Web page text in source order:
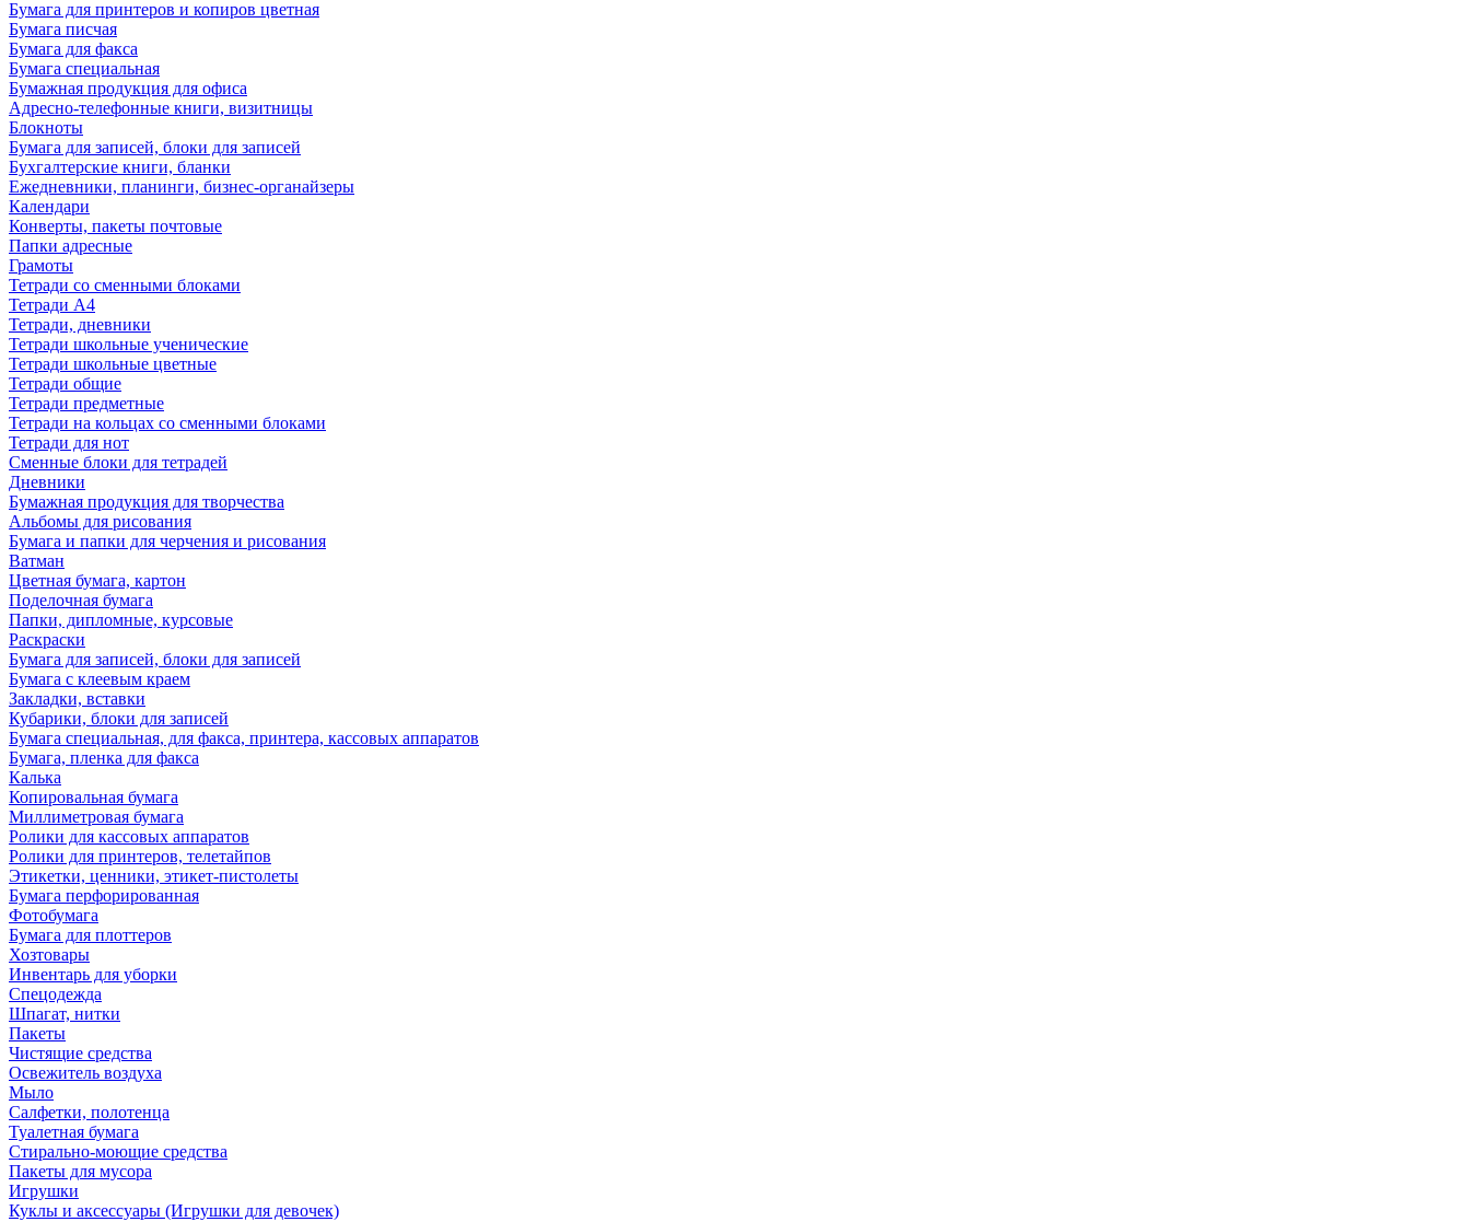
Бумага для принтеров и копиров цветная
Бумага писчая
Бумага для факса
Бумага специальная
Бумажная продукция для офиса
Адресно-телефонные книги, визитницы
Блокноты
Бумага для записей, блоки для записей
Бухгалтерские книги, бланки
Ежедневники, планинги, бизнес-органайзеры
Календари
Конверты, пакеты почтовые
Папки адресные
Грамоты
Тетради со сменными блоками
Тетради А4
Тетради, дневники
Тетради школьные ученические
Тетради школьные цветные
Тетради общие
Тетради предметные
Тетради на кольцах со сменными блоками
Тетради для нот
Сменные блоки для тетрадей
Дневники
Бумажная продукция для творчества
Альбомы для рисования
Бумага и папки для черчения и рисования
Ватман
Цветная бумага, картон
Поделочная бумага
Папки, дипломные, курсовые
Раскраски
Бумага для записей, блоки для записей
Бумага с клеевым краем
Закладки, вставки
Кубарики, блоки для записей
Бумага специальная, для факса, принтера, кассовых аппаратов
Бумага, пленка для факса
Калька
Копировальная бумага
Миллиметровая бумага
Ролики для кассовых аппаратов
Ролики для принтеров, телетайпов
Этикетки, ценники, этикет-пистолеты
Бумага перфорированная
Фотобумага
Бумага для плоттеров
Хозтовары
Инвентарь для уборки
Спецодежда
Шпагат, нитки
Пакеты
Чистящие средства
Освежитель воздуха
Мыло
Салфетки, полотенца
Туалетная бумага
Стирально-моющие средства
Пакеты для мусора
Игрушки
Куклы и аксессуары (Игрушки для девочек)